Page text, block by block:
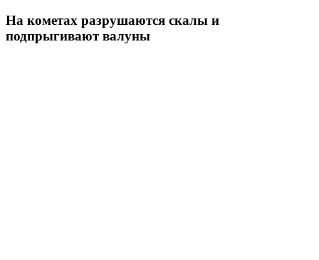
На кометах разрушаются скалы и
подпрыгивают валуны